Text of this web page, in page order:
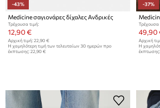
-43%
Medicine σαγιονάρες δίχαλες Ανδρικές
Τρέχουσα τιμή:
12,90 €
Αρχική τιμή: 22,90 €
Η χαμηλότερη τιμή των τελευταίων 30 ημερών προ
έκπτωσης: 22,90 €
-37%
Τρέχουσα
49,90
Αρχική
Η
έκπτωσης: